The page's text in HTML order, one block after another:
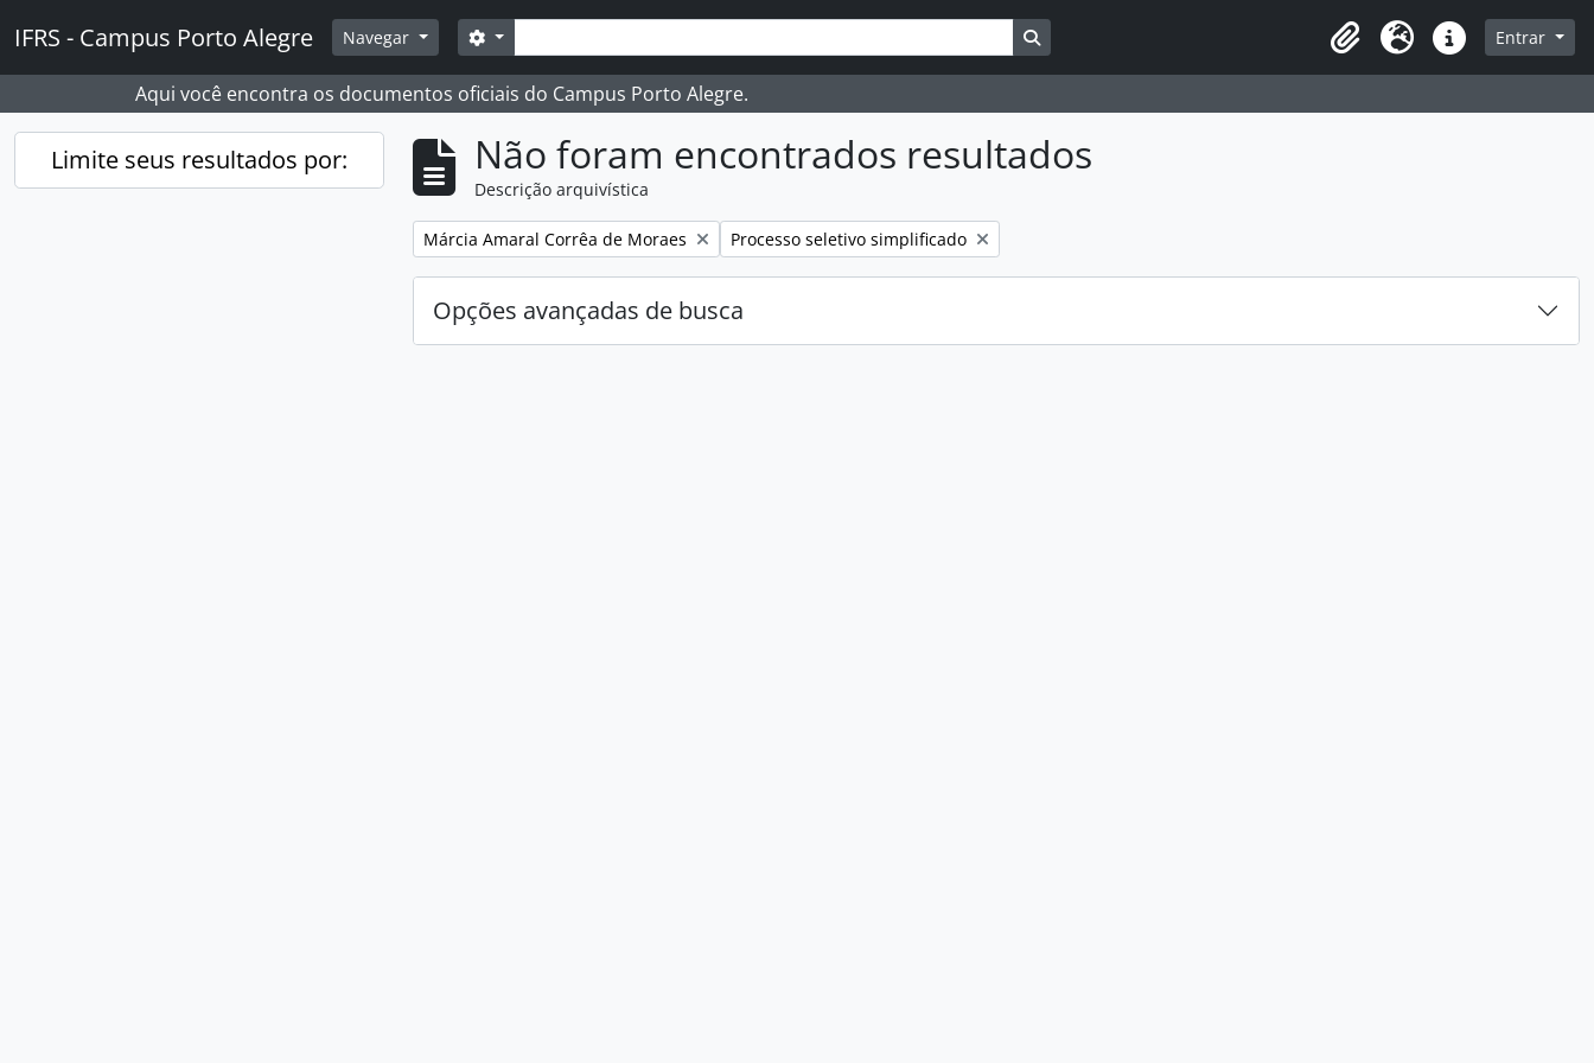
IFRS - Campus Porto Alegre Navegar Buscar
Opções de busca Busque na página de navegação
Idioma Atalhos Entrar
Aqui você encontra os documentos oficiais do Campus Porto Alegre.
Limite seus resultados por: Não foram encontrados resultados
Descrição arquivística
Remover filtro:
Márcia Amaral Corrêa de Moraes Remover filtro:
Processo seletivo simplificado
Opções avançadas de busca